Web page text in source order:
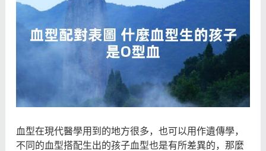
白羊座 水瓶座 摩羯座
算命
八字合婚 運勢測算
血型在現代醫學用到的地方很多，也可以用作遺傳學，
不同的血型搭配生出的孩子血型也是有所差異的，那麼